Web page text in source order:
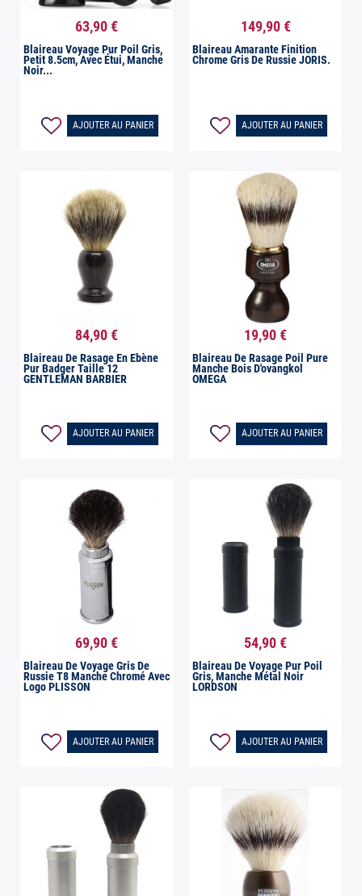
Aperçu rapide
63,90 €
Blaireau Voyage Pur Poil Gris,
Petit 8.5cm, Avec Étui, Manche
Noir...
AJOUTER AU PANIER
Aperçu rapide
149,90 €
Blaireau Amarante Finition
Chrome Gris De Russie JORIS.
AJOUTER AU PANIER
Aperçu rapide
84,90 €
Blaireau De Rasage En Ebène
Pur Badger Taille 12
GENTLEMAN BARBIER
AJOUTER AU PANIER
Aperçu rapide
19,90 €
Blaireau De Rasage Poil Pure
Manche Bois D'ovangkol
OMEGA
AJOUTER AU PANIER
Aperçu rapide
69,90 €
Blaireau De Voyage Gris De
Russie T8 Manche Chromé Avec
Logo PLISSON
AJOUTER AU PANIER
Aperçu rapide
54,90 €
Blaireau De Voyage Pur Poil
Gris, Manche Métal Noir
LORDSON
AJOUTER AU PANIER